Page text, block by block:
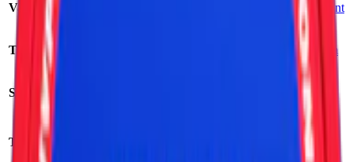
Varumärke: jordgubbe mint
Tillverkare Format/storlek: slim
Styrka: 20 st
Torrhet:
Nikotin per prilla: